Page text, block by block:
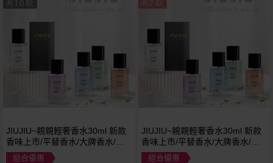
JIUJIU~親親輕奢香水30ml 新款
香味上市/平替香水/大牌香水/大
牌平替
組合優惠
JIUJIU~親親輕奢香水30ml 新款
香味上市/平替香水/大牌香水/大
牌平替
組合優惠